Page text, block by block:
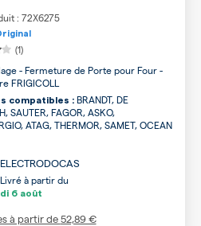
: 72X6275
(1)
- Fermeture de Porte pour Four -
FRIGICOLL
compatibles : BRANDT, DE
SAUTER, FAGOR, ASKO,
ATAG, THERMOR, SAMET, OCEAN
ELECTRODOCAS
Livré à partir du
6 août
à partir de52,89 €